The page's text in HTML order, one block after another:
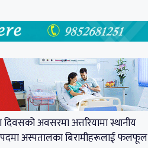
दिवसको अवसरमा अत्तरियामा स्थानीय
पदमा अस्पतालका बिरामीहरूलाई फलफूल